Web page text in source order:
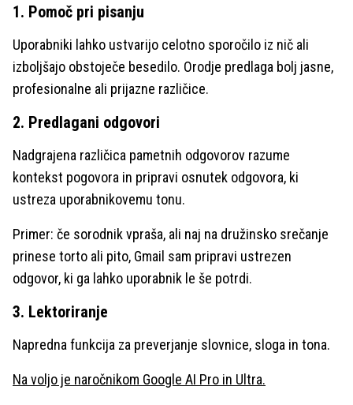
1. Pomoč pri pisanju
Uporabniki lahko ustvarijo celotno sporočilo iz nič ali
izboljšajo obstoječe besedilo. Orodje predlaga bolj jasne,
profesionalne ali prijazne različice.
2. Predlagani odgovori
Nadgrajena različica pametnih odgovorov razume
kontekst pogovora in pripravi osnutek odgovora, ki
ustreza uporabnikovemu tonu.
Primer: če sorodnik vpraša, ali naj na družinsko srečanje
prinese torto ali pito, Gmail sam pripravi ustrezen
odgovor, ki ga lahko uporabnik le še potrdi.
3. Lektoriranje
Napredna funkcija za preverjanje slovnice, sloga in tona.
Na voljo je naročnikom Google AI Pro in Ultra.